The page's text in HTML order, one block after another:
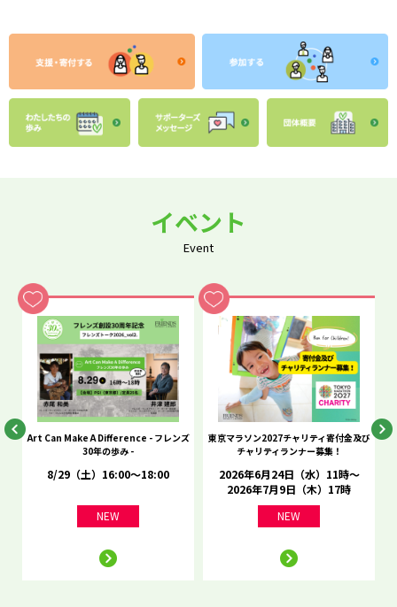
イベント
Event
Art Can Make A Difference - フレンズ
30年の歩み -
8/29（土）16:00～18:00
NEW
東京マラソン2027チャリティ寄付金及び
チャリティランナー募集！
2026年6月24日（水）11時～
2026年7月9日（木）17時
NEW